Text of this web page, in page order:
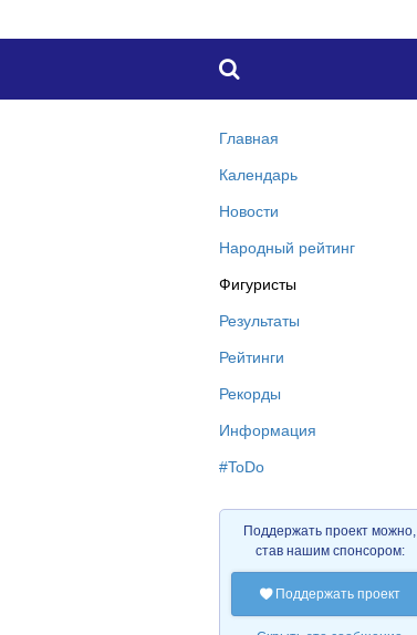

Главная
Календарь
Новости
Народный рейтинг
Фигуристы
Результаты
Рейтинги
Рекорды
Информация
#ToDo
Поддержать проект можно,
став нашим спонсором:
Поддержать проект